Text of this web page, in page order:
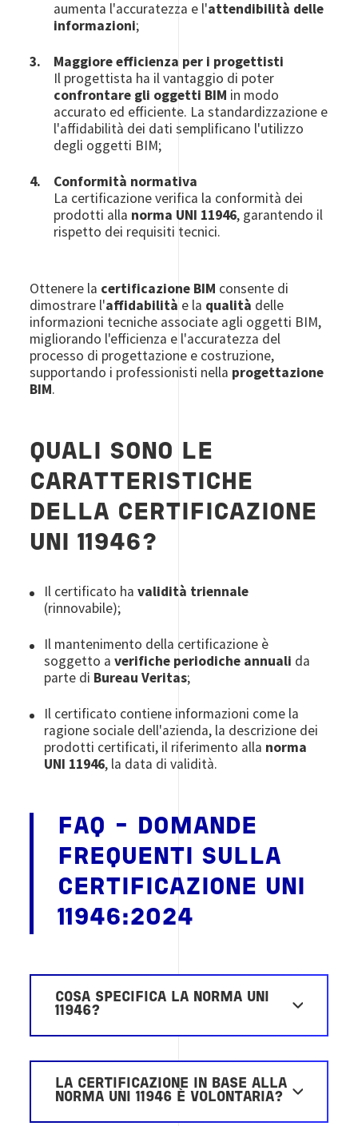
aumenta l'accuratezza e l'attendibilità delle
informazioni;
Maggiore efficienza per i progettisti
Il progettista ha il vantaggio di poter
confrontare gli oggetti BIM in modo
accurato ed efficiente. La standardizzazione e
l'affidabilità dei dati semplificano l'utilizzo
degli oggetti BIM;
Conformità normativa
La certificazione verifica la conformità dei
prodotti alla norma UNI 11946, garantendo il
rispetto dei requisiti tecnici.
Ottenere la certificazione BIM consente di
dimostrare l'affidabilità e la qualità delle
informazioni tecniche associate agli oggetti BIM,
migliorando l'efficienza e l'accuratezza del
processo di progettazione e costruzione,
supportando i professionisti nella progettazione
BIM.
QUALI SONO LE
CARATTERISTICHE
DELLA CERTIFICAZIONE
UNI 11946?
Il certificato ha validità triennale
(rinnovabile);
Il mantenimento della certificazione è
soggetto a verifiche periodiche annuali da
parte di Bureau Veritas;
Il certificato contiene informazioni come la
ragione sociale dell'azienda, la descrizione dei
prodotti certificati, il riferimento alla norma
UNI 11946, la data di validità.
FAQ - DOMANDE
FREQUENTI SULLA
CERTIFICAZIONE UNI
11946:2024
COSA SPECIFICA LA NORMA UNI
11946?
LA CERTIFICAZIONE IN BASE ALLA
NORMA UNI 11946 È VOLONTARIA?